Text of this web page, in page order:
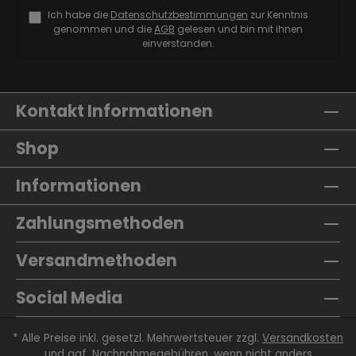
Ich habe die Datenschutzbestimmungen zur Kenntnis
genommen und dieAGB gelesen und bin mit ihnen
einverstanden.
Kontakt Informationen
Shop
Informationen
Zahlungsmethoden
Versandmethoden
Social Media
* Alle Preise inkl. gesetzl. Mehrwertsteuer zzgl. Versandkosten